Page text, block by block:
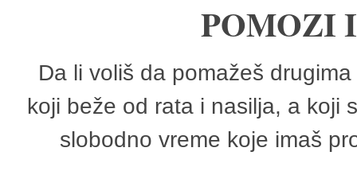
POMOZI
Da li voliš da pomažeš
koji beže od rata i nasilja, a koji
slobodno vreme koje imaš